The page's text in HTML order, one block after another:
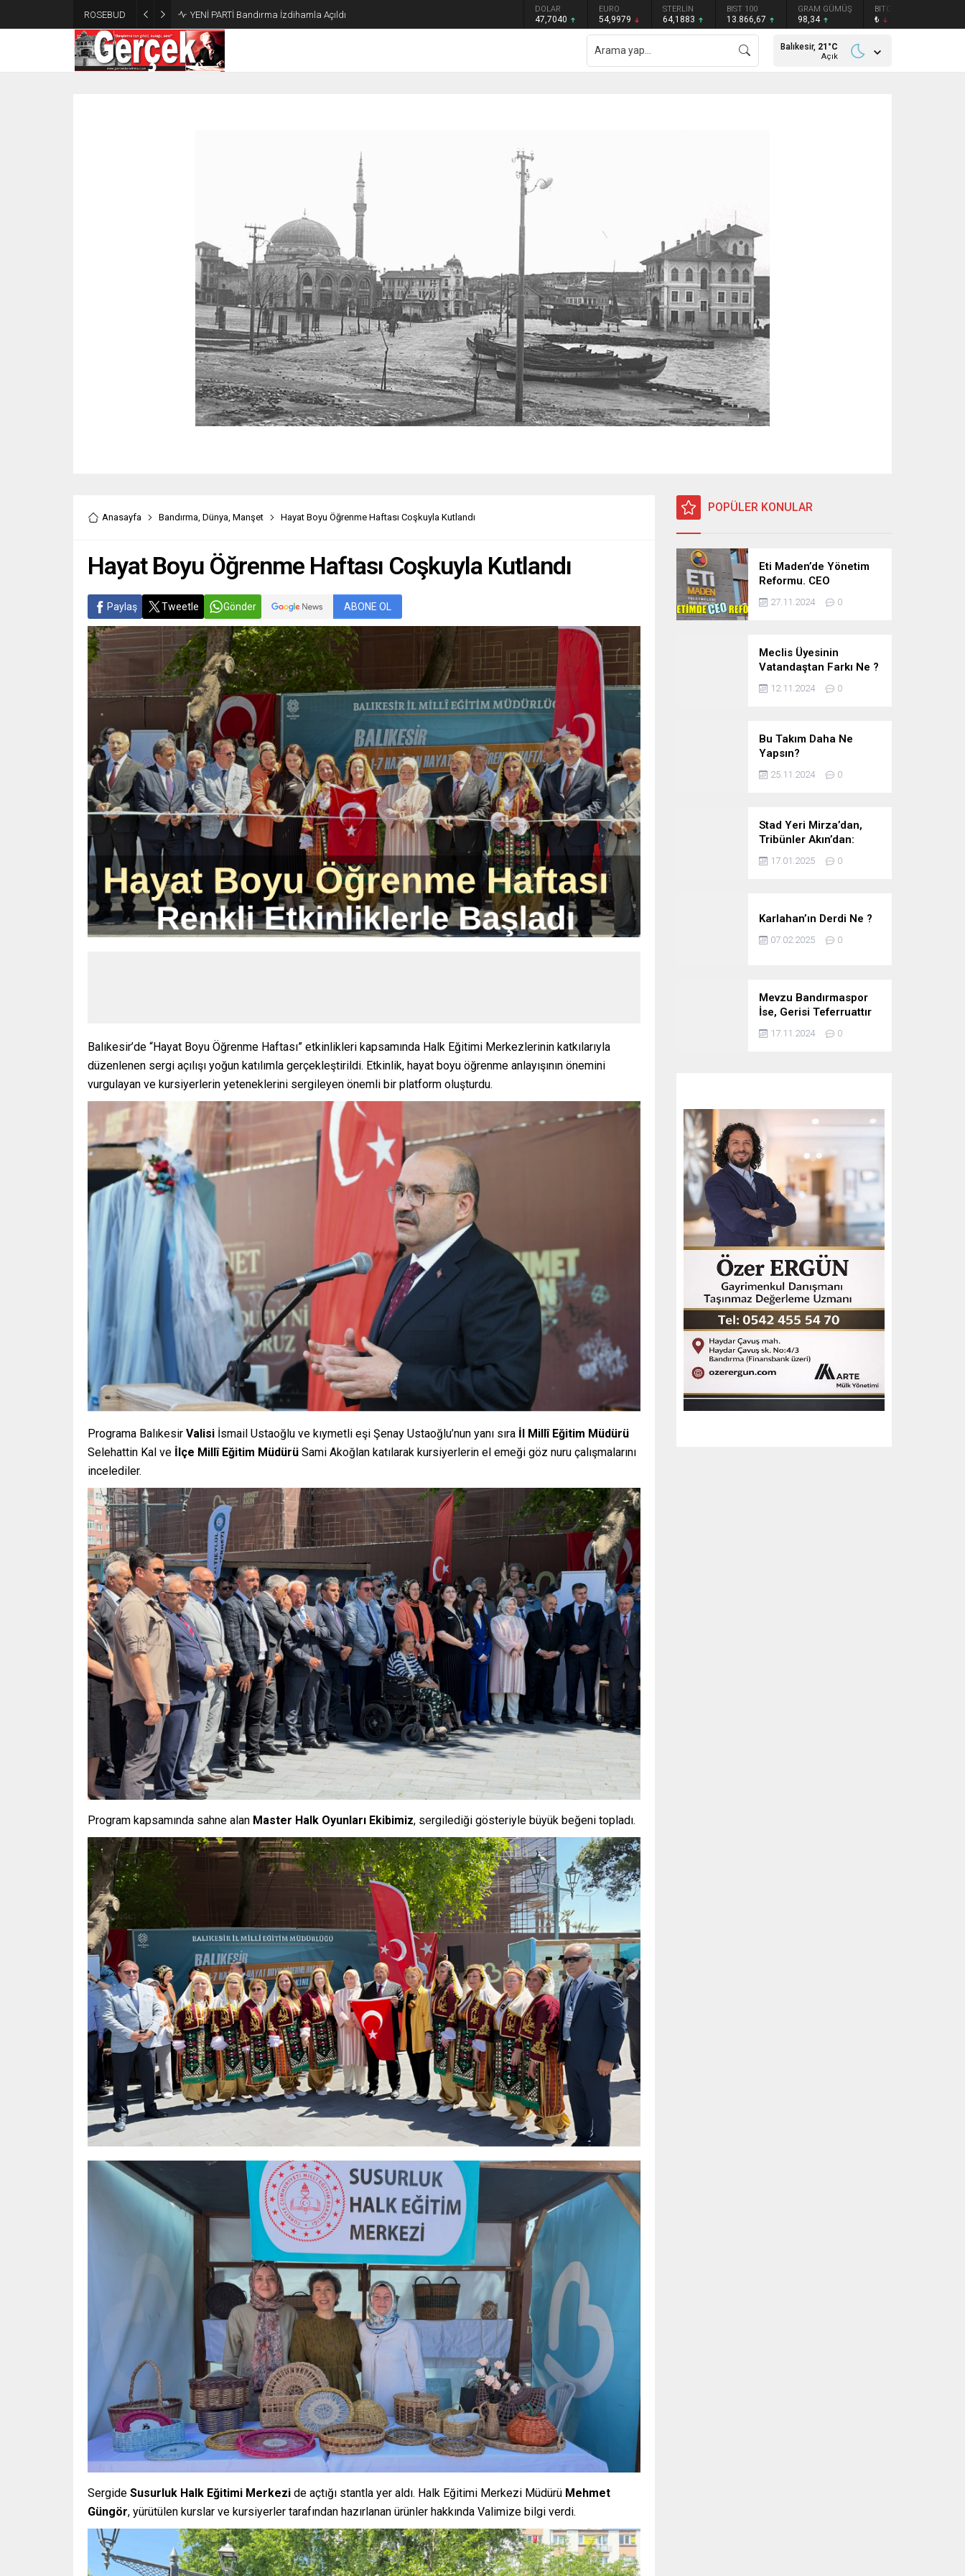
ROSEBUD YENİ PARTİ Bandırma İzdihamla Açıldı DOLAR
47,7040
EURO
54,9979
STERLİN
64,1883
BIST 100
13.866,67
GRAM GÜMÜŞ
98,34
BITCOIN
₺
Balıkesir, 21 °C
Açık
Anasayfa Bandırma, Dünya, Manşet Hayat Boyu Öğrenme Haftası Coşkuyla Kutlandı
Hayat Boyu Öğrenme Haftası Coşkuyla Kutlandı
Paylaş Tweetle Gönder ABONE OL
Balıkesir’de “Hayat Boyu Öğrenme Haftası” etkinlikleri kapsamında Halk Eğitimi Merkezlerinin katkılarıyla
düzenlenen sergi açılışı yoğun katılımla gerçekleştirildi. Etkinlik, hayat boyu öğrenme anlayışının önemini
vurgulayan ve kursiyerlerin yeteneklerini sergileyen önemli bir platform oluşturdu.
Programa Balıkesir Valisi İsmail Ustaoğlu ve kıymetli eşi Şenay Ustaoğlu’nun yanı sıra İl Millî Eğitim Müdürü
Selehattin Kal ve İlçe Millî Eğitim Müdürü Sami Akoğlan katılarak kursiyerlerin el emeği göz nuru çalışmalarını
incelediler.
Program kapsamında sahne alan Master Halk Oyunları Ekibimiz, sergilediği gösteriyle büyük beğeni topladı.
Sergide Susurluk Halk Eğitimi Merkezi de açtığı stantla yer aldı. Halk Eğitimi Merkezi Müdürü Mehmet
Güngör, yürütülen kurslar ve kursiyerler tarafından hazırlanan ürünler hakkında Valimize bilgi verdi.
POPÜLER KONULAR
Eti Maden’de Yönetim
Reformu. CEO
Modeli’nde Kadro /
Taşeron İşçilik Ayrımı
27.11.2024 0
Meclis Üyesinin
Vatandaştan Farkı Ne ?
12.11.2024 0
Bu Takım Daha Ne
Yapsın?
25.11.2024 0
Stad Yeri Mirza’dan,
Tribünler Akın’dan:
Geriye Bakanlık Kaldı.
17.01.2025 0
Karlahan’ın Derdi Ne ?
07.02.2025 0
Mevzu Bandırmaspor
İse, Gerisi Teferruattır
17.11.2024 0